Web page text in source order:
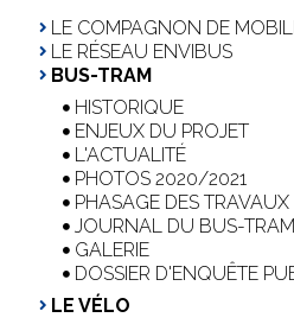
LE COMPAGNON DE
LE RÉSEAU ENVIBUS
BUS-TRAM
HISTORIQUE
ENJEUX DU PROJET
L'ACTUALITÉ
PHOTOS 2020/2021
PHASAGE DES TRAVAUX
JOURNAL DU BUS-TRAM
GALERIE
DOSSIER D'ENQUÊTE
LE VÉLO